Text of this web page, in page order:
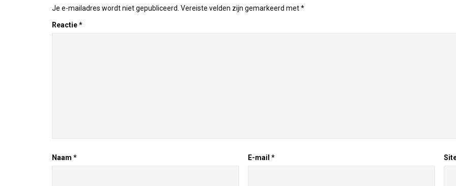
Je e-mailadres wordt niet gepubliceerd. Vereiste velden zijn gemarkeerd met*
Reactie*
Naam * E-mail *